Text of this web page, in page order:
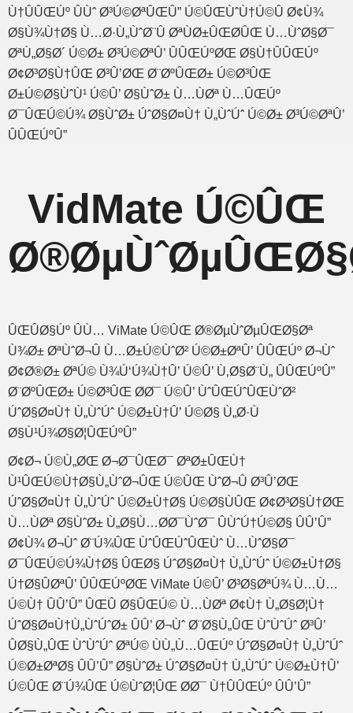
Ù†ÛÛŒÚº ÛÙˆ Ø³Ú©ØªÛŒÛ” Ú©ÛŒÙˆÙ†Ú©Û Ø¢Ù¾
Ø§Ù¾Ù†Ø§ Ù…Ø·Ù„ÙˆØ¨Û ØªÙØ±ÛŒØ­ÛŒ Ù…ÙˆØ§Ø¯
ØªÙ„Ø§Ø´ Ú©Ø± Ø³Ú©ØªÛ’ ÛÛŒÚºØŒ Ø§Ù†ÛÛŒÚº
Ø¢Ø³Ø§Ù†ÛŒ Ø³Û’ØŒ Ø¨ØºÛŒØ± Ú©Ø³ÛŒ
Ø±Ú©Ø§ÙˆÙ¹ Ú©Û’ Ø§ÙˆØ± Ù…ÙØª Ù…ÛŒÚº
Ø¯ÛŒÚ©Ú¾ Ø§ÙˆØ± ÚˆØ§Ø¤Ù† Ù„ÙˆÚˆ Ú©Ø± Ø³Ú©ØªÛ’
ÛÛŒÚºÛ”
VidMate Ú©ÛŒ
ÛŒÛØ§Úº ÛÙ… ViMate Ú©ÛŒ Ø®ØµÙˆØµÛŒØ§Øª
Ù¾Ø± ØªÙˆØ¬Û Ù…Ø±Ú©ÙˆØ² Ú©Ø±ØªÛ’ ÛÛŒÚº Ø¬Ùˆ
Ø¢Ø®Ø± ØªÚ© Ù¾Ú‘Ú¾Ù†Û’ Ú©Û’ Ù‚Ø§Ø¨Ù„ ÛÛŒÚºÛ”
Ø¨ØºÛŒØ± Ú©Ø³ÛŒ Ø­Ø¯ Ú©Û’ ÙˆÛŒÚˆÛŒÙˆØ²
ÚˆØ§Ø¤Ù† Ù„ÙˆÚˆ Ú©Ø±Ù†Û’ Ú©Ø§ Ù„Ø·Ù
Ø§Ù¹Ú¾Ø§Ø¦ÛŒÚºÛ”
Ø¢Ø¬ Ú©Ù„ØŒ Ø¬Ø¯ÛŒØ¯ ØªØ±ÛŒÙ†
Ù¹ÛŒÚ©Ù†Ø§Ù„ÙˆØ¬ÛŒ Ú©ÛŒ ÙˆØ¬Û Ø³Û’ØŒ
ÚˆØ§Ø¤Ù† Ù„ÙˆÚˆ Ú©Ø±Ù†Ø§ Ú©Ø§ÙÛŒ Ø¢Ø³Ø§Ù†ØŒ
Ù…ÙØª Ø§ÙˆØ± Ù„Ø§Ù…Ø­Ø¯ÙˆØ¯ ÛÙˆÚ†Ú©Ø§ ÛÛ’Û”
Ø¢Ù¾ Ø¬Ùˆ Ø¨Ú¾ÛŒ ÙˆÛŒÚˆÛŒÙˆ Ù…ÙˆØ§Ø¯
Ø¯ÛŒÚ©Ú¾Ù†Ø§ ÛŒØ§ ÚˆØ§Ø¤Ù† Ù„ÙˆÚˆ Ú©Ø±Ù†Ø§
Ú†Ø§ÛØªÛ’ ÛÛŒÚºØŒ ViMate Ú©Û’ Ø³Ø§ØªÚ¾ Ù…Ù…
Ú©Ù† ÛÛ’Û” ÛŒÛ Ø§ÛŒÚ© Ù…ÙØª Ø¢Ù† Ù„Ø§Ø¦Ù†
ÚˆØ§Ø¤Ù†Ù„ÙˆÚˆØ± ÛÛ’ Ø¬Ùˆ Ø¨Ø§Ù„ÛŒ ÙˆÙˆÚˆ Ø³Û’
ÛØ§Ù„ÛŒ ÙˆÙˆÚˆ ØªÚ© ÙÙ„Ù…ÛŒÚº ÚˆØ§Ø¤Ù† Ù„ÙˆÚˆ
Ú©Ø±ØªØ§ ÛÛ’Û” Ø§ÙˆØ± ÚˆØ§Ø¤Ù† Ù„ÙˆÚˆ Ú©Ø±Ù†Û’
Ú©ÛŒ Ø¨Ú¾ÛŒ Ú©ÙˆØ¦ÛŒ Ø­Ø¯ Ù†ÛÛŒÚº ÛÛ’Û”